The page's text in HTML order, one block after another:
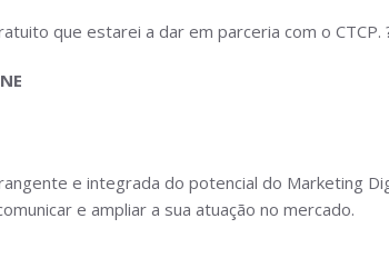
que estarei a dar em parceria com o CTCP.
e integrada do potencial do Marketing
e ampliar a sua atuação no mercado.